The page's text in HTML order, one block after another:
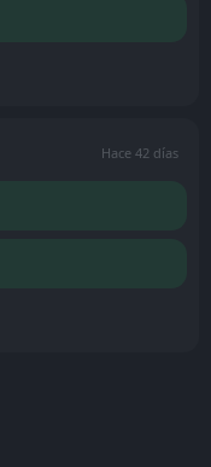
Hace 42 días